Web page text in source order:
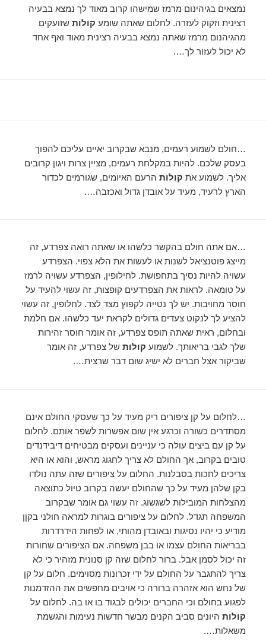
נמצאים בגיהינום מרמז שמישהו קרוב מאוד לך נמצא בבעיה
רצינית וזקוק לעזרה. לחלום שאתה שומע קולות שזועקים
מהגיהנום מרמז שאתה נמצא בבעיה רצינית מאוד ואף אחד
לא יכול לעזור לך….
…חולם לשמוע רעמים, מנבא שבקרוב יאיים עליכם להפוך
בעסק שלכם. להיות במקלחת רעמים, מציין צרות ויגון קרובים
אליך. לשמוע את קולות הרעם האיומים, שגורמים לכדור
הארץ לרעיד, מעיד על אובדן גדול ואכזבה….
…אם אתה חולם בהקשר כלשהו או שאתה רואה צפרדע, זה
מייצג פוטנציאל לשנות או לעשות את הלא צפוי. הצפרדע
עשויה להיות נסיך בתחפושת. לחילופין, הצפרדע עשויה לרמז
על טומאה. לראות את הצפרדעים קופצות, זה עשוי להעיד על
חוסר מחויבות. יש לך נטייה לקפוץ מצד לצד. לחלופין, זה עשוי
להציע לך לנקוט צעדים גדולים לקראת יעד כלשהו. אם חלמת
ובחלום, ראית שאתה תופס צפרדע, זה אומר חוסר זהירות
שלך לגבי בריאותך. לשמוע קולות של צפרדע, זה אומר
שביקור אצל חברים לא ישיג שום דבר שרצית….
…לחלום על קן ציפורים ריק מעיד על כך שעסקי החולם אינם
מסתדרים כשורה וכרגע אין שום אפשרות לשפר אותם. לחלום
על קן עם ביצים עולה כי עניינים ועסקים מבטיחים דיבידנדים
טובים בקרוב, אך החולם לא צריך לחגוג מראש, והוא או היא
צריכים לחכות בסבלנות. החלום על ציפורים שזה עתה נולדו
בקן שלהן מעיד על כך שהחולם יעשה בקרוב טיול כתוצאה
מהצלחות המובילות לשגשוג. זה עשוי גם אומר שבקרוב
המשפחה תגדל. לחלום על ציפורים בוגרות למראה חולני בקןן
מודיע כי יהיו נסיגות ובאובדן מהותי, או לפחות הידרדרות
בבריאות החולם עצמו או בבן משפחה. אם הציפורים שחורות
זה יכול לסמן אבל. ברור לחלום שזה קן סנונית מזהיר כי לא
צריך להתגבר על החולם על ידי זכרונות מסוימים. חלום על קן
של נחש הוא אזהרה ברורה כי אויבים מחפשים את ההזדמנות
לפגוע בחולם וכי החברים יכולים לבגוד בו או בה. לחלום על
קולות היונים סביב הקנים מבשר חדשות נעימות והגשמת
משאלות….